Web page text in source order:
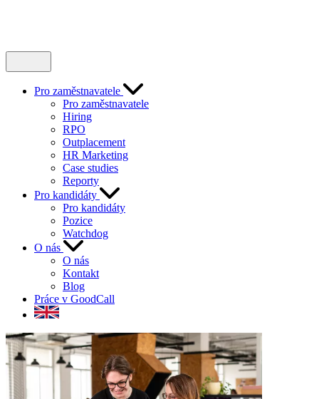
Pro zaměstnavatele
Pro zaměstnavatele
Hiring
RPO
Outplacement
HR Marketing
Case studies
Reporty
Pro kandidáty
Pro kandidáty
Pozice
Watchdog
O nás
O nás
Kontakt
Blog
Práce v GoodCall